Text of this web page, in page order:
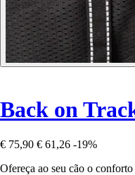
Back on
€ 75,90 € 61,26 -19%
Ofereça ao seu cão o